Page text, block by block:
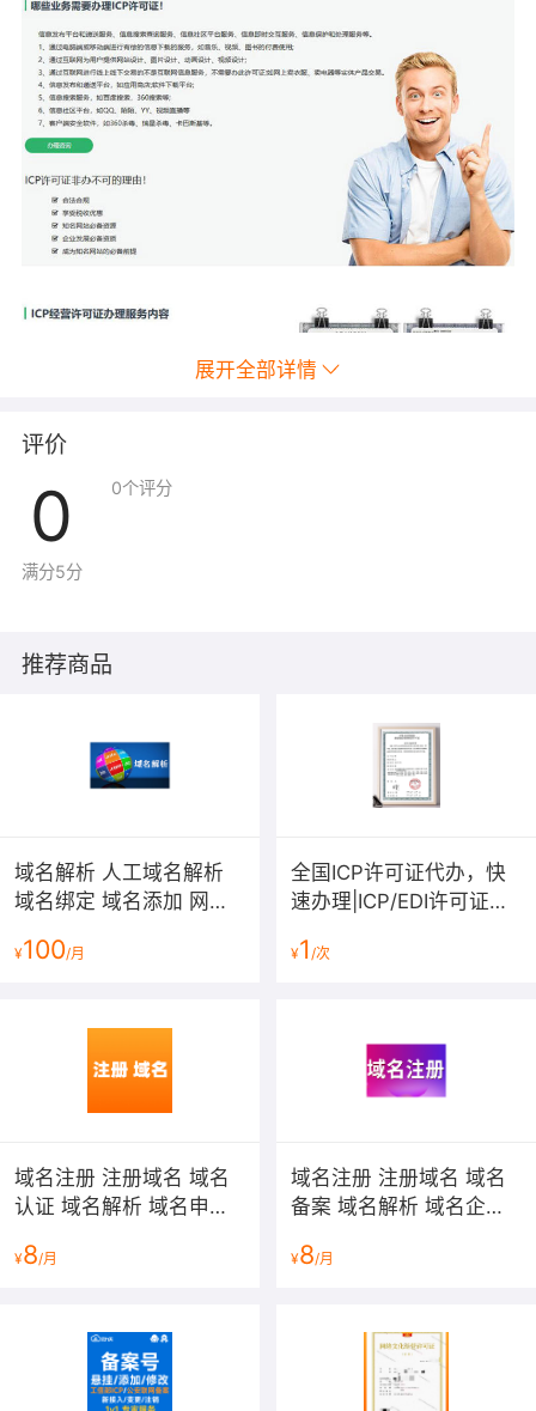
简称ICP许可证，是互联网经营企业必备资质，在互联网上
提供有偿信息服务的，包括在线销售、游戏会员、网站广
告、付费新闻、网页制作、在线支付、广告招商、会员收
费、企业合作、项目投标等都会用到ICP经营许可证。
作日办结，如需加急联系我们 400-003-0039
ICP许可证咨询代理服务流程
展开全部详情
评价
0
满分5分
0个评分
推荐商品
域名解析 人工域名解析
域名绑定 域名添加 网站
¥100/月
全国ICP许可证代办，快
速办理|ICP/EDI许可证办
性网站备案资质|增值电信
¥1 /次
域名注册 注册域名 域名
认证 域名解析 域名申请
站备案 icp备案 软著申报
¥8/月
域名注册 注册域名 域名
备案 域名解析 域名企业
文域名 中文域名注册
¥8/月